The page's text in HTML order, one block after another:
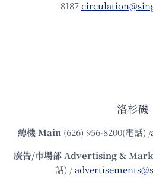
8187
洛杉磯
總機Main (626) 956-8200(電話) /
廣告/市場部Advertising &
話) /